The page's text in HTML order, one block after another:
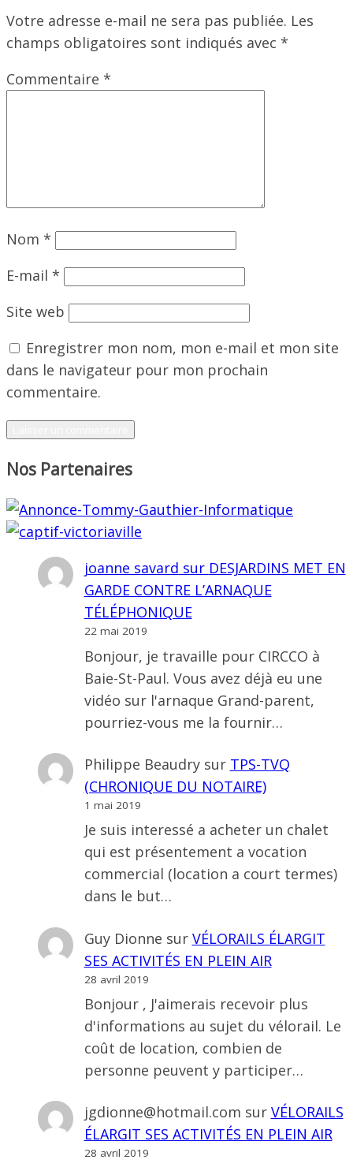
Votre adresse e-mail ne sera pas publiée. Les
champs obligatoires sont indiqués avec *
Commentaire *
Nom *
E-mail *
Site web
Enregistrer mon nom, mon e-mail et mon site
dans le navigateur pour mon prochain
commentaire.
Nos Partenaires
joanne savard sur DESJARDINS MET EN
GARDE CONTRE L’ARNAQUE
TÉLÉPHONIQUE
22 mai 2019
Bonjour, je travaille pour CIRCCO à
Baie-St-Paul. Vous avez déjà eu une
vidéo sur l'arnaque Grand-parent,
pourriez-vous me la fournir…
Philippe Beaudrysur TPS-TVQ
(CHRONIQUE DU NOTAIRE)
1 mai 2019
Je suis interessé a acheter un chalet
qui est présentement a vocation
commercial (location a court termes)
dans le but…
Guy Dionne sur VÉLORAILS ÉLARGIT
SES ACTIVITÉS EN PLEIN AIR
28 avril 2019
Bonjour , J'aimerais recevoir plus
d'informations au sujet du vélorail. Le
coût de location, combien de
personne peuvent y participer…
jgdionne@hotmail.com sur VÉLORAILS
ÉLARGIT SES ACTIVITÉS EN PLEIN AIR
28 avril 2019